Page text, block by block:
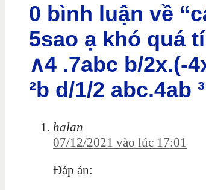
0 bình luận về
5sao ạ khó quá
∧4 .7abc b/2x.(-
²b d/1/2 abc.4ab
halan
07/12/2021 vào lúc 17:01
Đáp án: